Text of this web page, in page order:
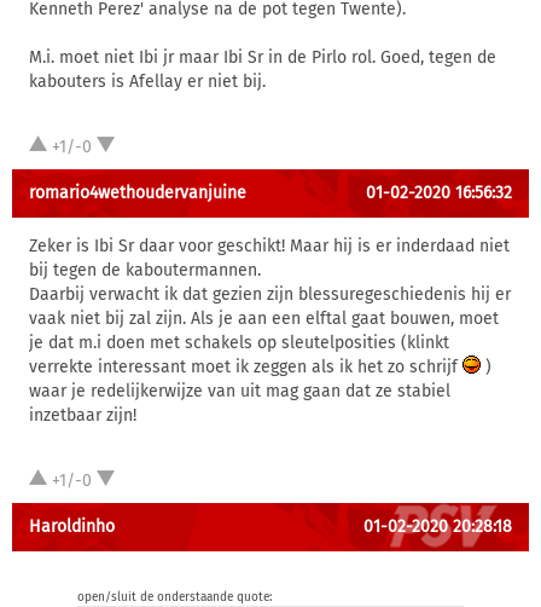
Kenneth Perez' analyse na de pot tegen Twente).
M.i. moet niet Ibi jr maar Ibi Sr in de Pirlo rol. Goed, tegen de
kabouters is Afellay er niet bij.
+1/-0
romario4wethoudervanjuine 01-02-2020 16:56:32
Zeker is Ibi Sr daar voor geschikt! Maar hij is er inderdaad niet
bij tegen de kaboutermannen.
Daarbij verwacht ik dat gezien zijn blessuregeschiedenis hij er
vaak niet bij zal zijn. Als je aan een elftal gaat bouwen, moet
je dat m.i doen met schakels op sleutelposities (klinkt
verrekte interessant moet ik zeggen als ik het zo schrijf
)
waar je redelijkerwijze van uit mag gaan dat ze stabiel
inzetbaar zijn!
+1/-0
Haroldinho 01-02-2020 20:28:18
open/sluit de onderstaande quote: